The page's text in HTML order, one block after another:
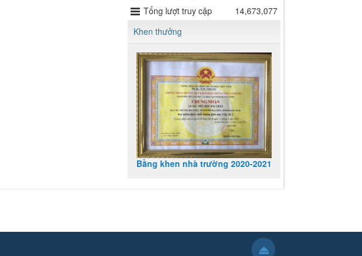
Tổng lượt truy cập
14,673,077
Khen thưởng
Bằng khen nhà trường 2020-2021